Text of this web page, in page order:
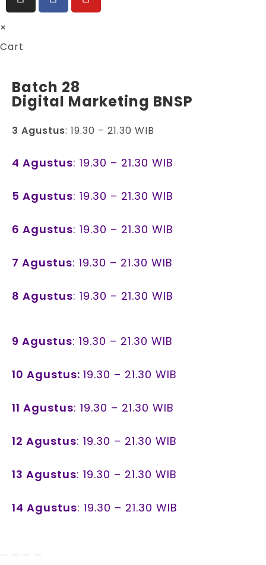
×
Cart
Batch 28
Digital Marketing BNSP
3 Agustus: 19.30 – 21.30 WIB
4 Agustus: 19.30 – 21.30 WIB
5 Agustus: 19.30 – 21.30 WIB
6 Agustus: 19.30 – 21.30 WIB
7 Agustus: 19.30 – 21.30 WIB
8 Agustus: 19.30 – 21.30 WIB
9 Agustus: 19.30 – 21.30 WIB
10 Agustus: 19.30 – 21.30 WIB
11 Agustus: 19.30 – 21.30 WIB
12 Agustus: 19.30 – 21.30 WIB
13 Agustus: 19.30 – 21.30 WIB
14 Agustus: 19.30 – 21.30 WIB